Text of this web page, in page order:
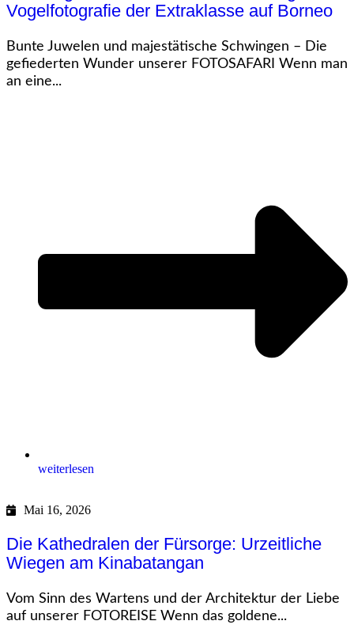
Vogelfotografie der Extraklasse auf Borneo
Bunte Juwelen und majestätische Schwingen – Die
gefiederten Wunder unserer FOTOSAFARI Wenn man
an eine...
weiterlesen
Mai 16, 2026
Die Kathedralen der Fürsorge: Urzeitliche
Wiegen am Kinabatangan
Vom Sinn des Wartens und der Architektur der Liebe
auf unserer FOTOREISE Wenn das goldene...